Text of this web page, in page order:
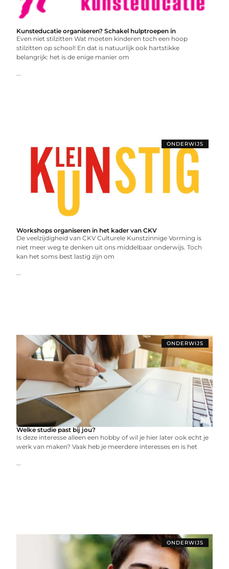
Kunsteducatie organiseren? Schakel hulptroepen in
Even niet stilzitten Wat moeten kinderen toch een hoop
stilzitten op school! En dat is natuurlijk ook hartstikke
belangrijk: het is de enige manier om
...
ONDERWIJS
Workshops organiseren in het kader van CKV
De veelzijdigheid van CKV Culturele Kunstzinnige Vorming is
niet meer weg te denken uit ons middelbaar onderwijs. Toch
kan het soms best lastig zijn om
...
ONDERWIJS
Welke studie past bij jou?
Is deze interesse alleen een hobby of wil je hier later ook echt je
werk van maken? Vaak heb je meerdere interesses en is het
...
ONDERWIJS